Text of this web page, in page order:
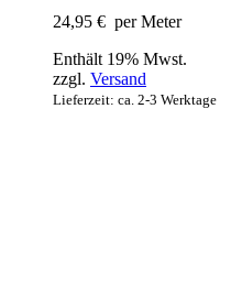
24,95 € per Meter
Enthält 19% Mwst.
zzgl. Versand
Lieferzeit: ca. 2-3 Werktage